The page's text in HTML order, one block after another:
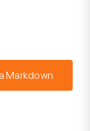
Markdown